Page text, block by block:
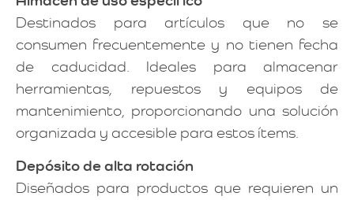
Destinados para artículos que no se
consumen frecuentemente y no tienen fecha
de caducidad. Ideales para almacenar
herramientas, repuestos y equipos de
mantenimiento, proporcionando una solución
organizada y accesible para estos ítems.
Depósito de alta rotación
Diseñados para productos que requieren un